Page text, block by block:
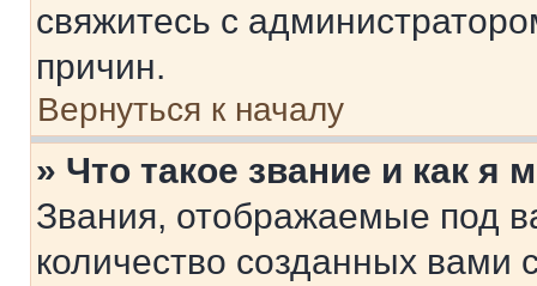
свяжитесь с
причин.
Вернуться к началу
» Что такое звание и как я
Звания, отображаемые под
количество созданных